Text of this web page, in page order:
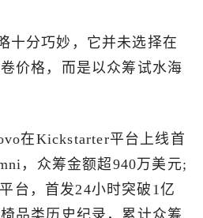
十分巧妙，它并未选择在
卷价格，而是以众筹试水海
在Kickstarter平台上线首
，众筹金额超940万美元;
台，首发24小时突破1亿
品类历史纪录，累计众筹